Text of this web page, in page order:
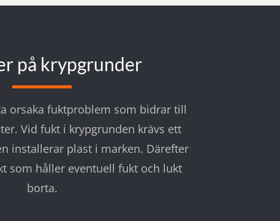
på krypgrunder
orsaka fuktproblem som bidrar till
Vid fukt i krypgrunden krävs ett
installerar plast i marken. Därefter
som håller eventuell fukt och lukt
borta.